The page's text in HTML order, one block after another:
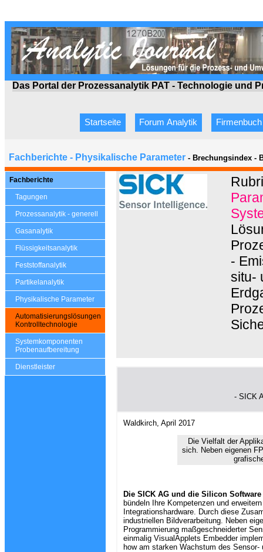
Das Portal der Prozessanalytik PAT - Technologie und
Startseite Forum Analytik Firmenbuch
Fachberichte - Physikalische Parameter - Brechungsindex -
Fachberichte
Tagungen
Prozessanalytik - generell
Gasanalytik
Flüssigkeitsanalytik
Feststoffanalytik
Partikelanalytik
Physikalische Parameter
Automatisierungslösungen
Kontrolltechnologie
Systemkomponenten
Probenaufbereitung
Dienstleister
-
situ-
- SICK
Waldkirch, April 2017
Die Vielfalt der
sich. Neben eigenen
Die SICK AG und die Silicon Software
bündeln Ihre Kompetenzen und
Integrationshardware. Durch diese
industriellen Bildverarbeitung. Neben
Programmierung maßgeschneiderter
einmalig VisualApplets Embedder
how am starken Wachstum des